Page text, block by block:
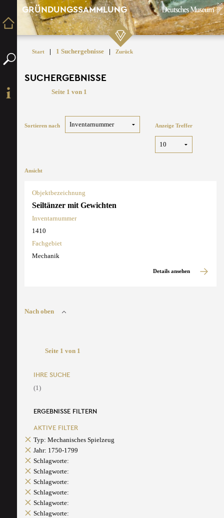
GRÜNDUNGSSAMMLUNG
Start | 1 Suchergebnisse | Zurück
SUCHERGEBNISSE
Seite 1 von 1
Sortieren nach Anzeige Treffer
Ansicht
Objektbezeichnung
Seiltänzer mit Gewichten
Inventarnummer
1410
Fachgebiet
Mechanik
Details ansehen
Nach oben
Seite 1 von 1
IHRE SUCHE
(1)
ERGEBNISSE FILTERN
AKTIVE FILTER
Typ: Mechanisches Spielzeug
Jahr: 1750-1799
Schlagworte:
Schlagworte:
Schlagworte:
Schlagworte:
Schlagworte:
Schlagworte: